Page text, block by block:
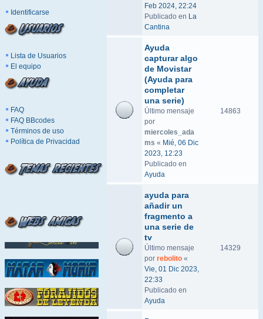
Identificarse
Lista de Usuarios
El equipo
FAQ
FAQ BBcodes
Términos de uso
Política de Privacidad
Feb 2024, 22:24
Publicado en La
Cantina
Ayuda
capturar algo
de Movistar
(Ayuda para
completar
una serie)
Último mensaje
por
miercoles_ada
ms « Mié, 06 Dic
2023, 12:23
Publicado en
Ayuda
14863
ayuda para
añadir un
fragmento a
una serie de
tv
Último mensaje
por rebolito «
Vie, 01 Dic 2023,
22:33
Publicado en
Ayuda
14329